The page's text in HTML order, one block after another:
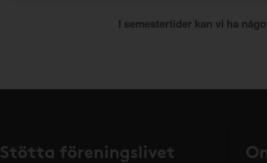
I semestertider kan vi ha
Stötta föreningslivet